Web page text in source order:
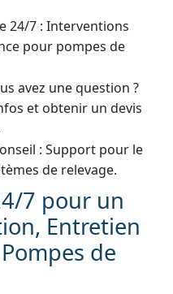
24/7 : Interventions
pour pompes de
avez une question ?
et obtenir un devis
: Support pour le
de relevage.
7 pour un
Entretien
de